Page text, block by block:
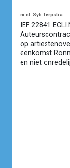
m.nt. Syb Terpstra
IEF 22841
op
eenkomst
en niet